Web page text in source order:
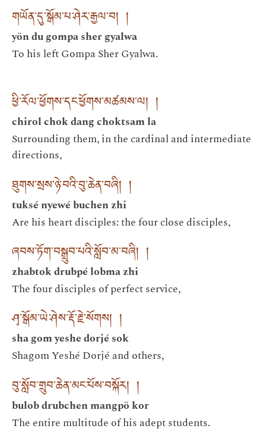
གཡོན་དུ་སྒོམ་པ་ཤེར་རྒྱལ་བ། །
yön du gompa sher gyalwa
To his left Gompa Sher Gyalwa.
ཕྱི་རོལ་ཕྱོགས་དང་ཕྱོགས་མཚམས་ལ། །
chirol chok dang choktsam la
Surrounding them, in the cardinal and intermediate
directions,
ཐུགས་སྲས་ཉེ་བའི་བུ་ཆེན་བཞི། །
tuksé nyewé buchen zhi
Are his heart disciples: the four close disciples,
ཞབས་ཏོག་བསྒྲུབ་པའི་སློབ་མ་བཞི། །
zhabtok drubpé lobma zhi
The four disciples of perfect service,
ཤྭ་སྒོམ་ཡེ་ཤེས་རྡོ་རྗེ་སོགས། །
sha gom yeshe dorjé sok
Shagom Yeshé Dorjé and others,
བུ་སློབ་གྲུབ་ཆེན་མང་པོས་བསྐོར། །
bulob drubchen mangpö kor
The entire multitude of his adept students.